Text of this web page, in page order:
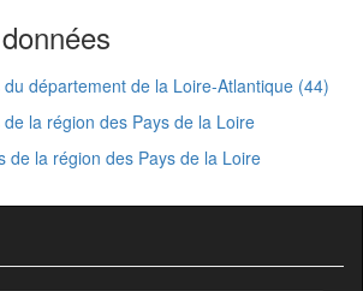
département de la Loire-Atlantique (44)
la région des Pays de la Loire
de la région des Pays de la Loire